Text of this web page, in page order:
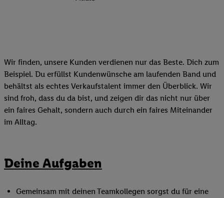
Wir finden, unsere Kunden verdienen nur das Beste. Dich zum
Beispiel. Du erfüllst Kundenwünsche am laufenden Band und
behältst als echtes Verkaufstalent immer den Überblick. Wir
sind froh, dass du da bist, und zeigen dir das nicht nur über
ein faires Gehalt, sondern auch durch ein faires Miteinander
im Alltag.
Deine Aufgaben
Gemeinsam mit deinen Teamkollegen sorgst du für eine